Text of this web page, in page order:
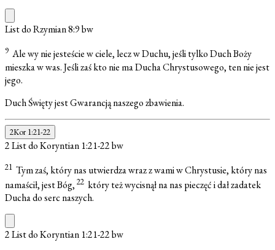
List do Rzymian 8:9bw
9 Ale wy nie jesteście w ciele, lecz w Duchu, jeśli tylko Duch Boży
mieszka w was. Jeśli zaś kto nie ma Ducha Chrystusowego, ten nie jest
jego.
Duch Święty jest Gwarancją naszego zbawienia.
2Kor 1:21-22
2 List do Koryntian 1:21-22bw
21 Tym zaś, który nas utwierdza wraz z wami w Chrystusie, który nas
namaścił, jest Bóg, 22 który też wycisnął na nas pieczęć i dał zadatek
Ducha do serc naszych.
2 List do Koryntian 1:21-22bw